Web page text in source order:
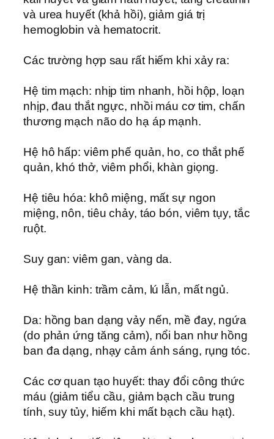
và urea huyết (khả hồi), giảm giá trị
hemoglobin và hematocrit.
Các trường hợp sau rất hiếm khi xảy ra:
Hệ tim mạch: nhịp tim nhanh, hồi hộp, loạn
nhịp, đau thắt ngực, nhồi máu cơ tim, chấn
thương mạch não do hạ áp mạnh.
Hệ hô hấp: viêm phế quản, ho, co thắt phế
quản, khó thở, viêm phổi, khàn giọng.
Hệ tiêu hóa: khô miệng, mất sự ngon
miệng, nôn, tiêu chảy, táo bón, viêm tụy, tắc
ruột.
Suy gan: viêm gan, vàng da.
Hệ thần kinh: trầm cảm, lú lẫn, mất ngủ.
Da: hồng ban dạng vảy nến, mề đay, ngứa
(do phản ứng tăng cảm), nổi ban như hồng
ban đa dạng, nhạy cảm ánh sáng, rụng tóc.
Các cơ quan tạo huyết: thay đổi công thức
máu (giảm tiểu cầu, giảm bạch cầu trung
tính, suy tủy, hiếm khi mất bạch cầu hạt).